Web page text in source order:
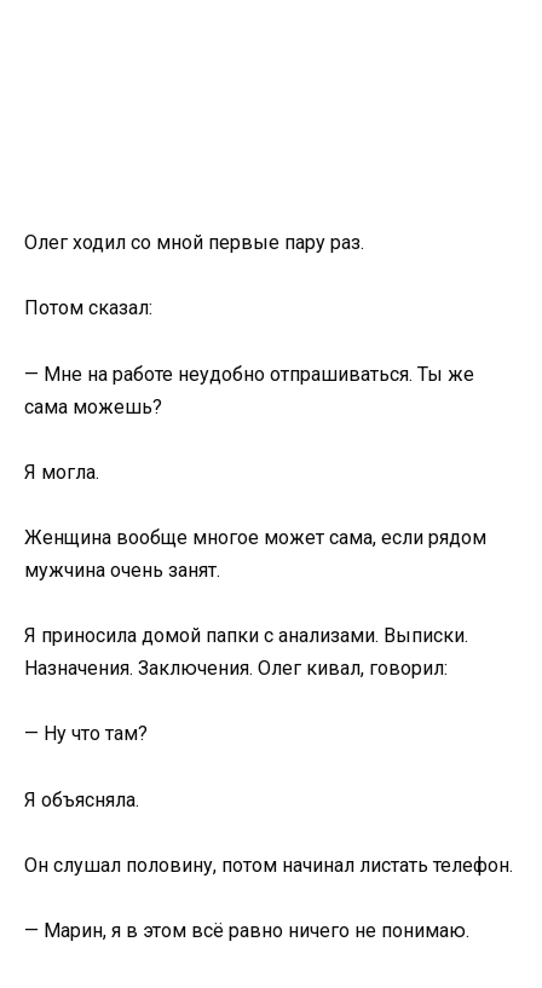
Олег ходил со мной первые пару раз.
Потом сказал:
— Мне на работе неудобно отпрашиваться. Ты же
сама можешь?
Я могла.
Женщина вообще многое может сама, если рядом
мужчина очень занят.
Я приносила домой папки с анализами. Выписки.
Назначения. Заключения. Олег кивал, говорил:
— Ну что там?
Я объясняла.
Он слушал половину, потом начинал листать телефон.
— Марин, я в этом всё равно ничего не понимаю.